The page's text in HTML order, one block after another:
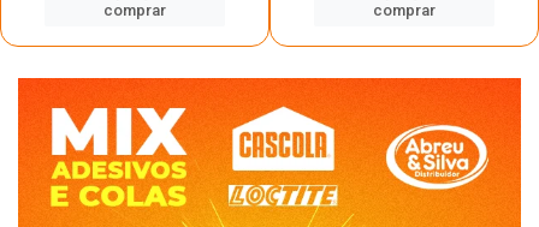
comprar
comprar